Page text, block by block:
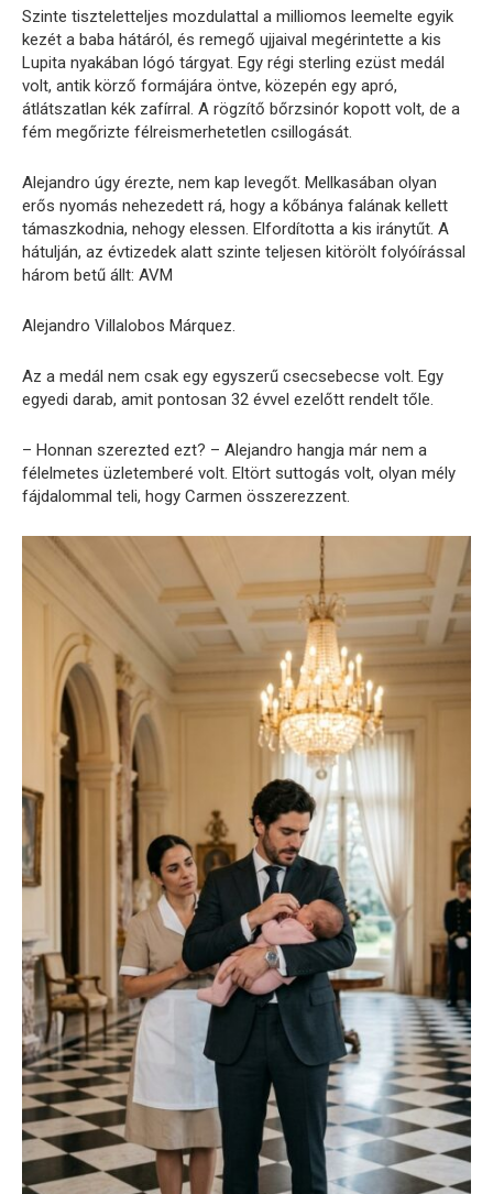
Szinte tiszteletteljes mozdulattal a milliomos leemelte egyik
kezét a baba hátáról, és remegő ujjaival megérintette a kis
Lupita nyakában lógó tárgyat. Egy régi sterling ezüst medál
volt, antik körző formájára öntve, közepén egy apró,
átlátszatlan kék zafírral. A rögzítő bőrzsinór kopott volt, de a
fém megőrizte félreismerhetetlen csillogását.
Alejandro úgy érezte, nem kap levegőt. Mellkasában olyan
erős nyomás nehezedett rá, hogy a kőbánya falának kellett
támaszkodnia, nehogy elessen. Elfordította a kis iránytűt. A
hátulján, az évtizedek alatt szinte teljesen kitörölt folyóírással
három betű állt: AVM
Alejandro Villalobos Márquez.
Az a medál nem csak egy egyszerű csecsebecse volt. Egy
egyedi darab, amit pontosan 32 évvel ezelőtt rendelt tőle.
– Honnan szerezted ezt? – Alejandro hangja már nem a
félelmetes üzletemberé volt. Eltört suttogás volt, olyan mély
fájdalommal teli, hogy Carmen összerezzent.